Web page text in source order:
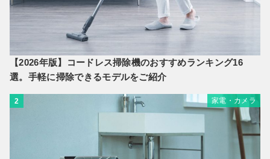
【2026年版】コードレス掃除機のおすすめランキング16
選。手軽に掃除できるモデルをご紹介
2 家電・カメラ